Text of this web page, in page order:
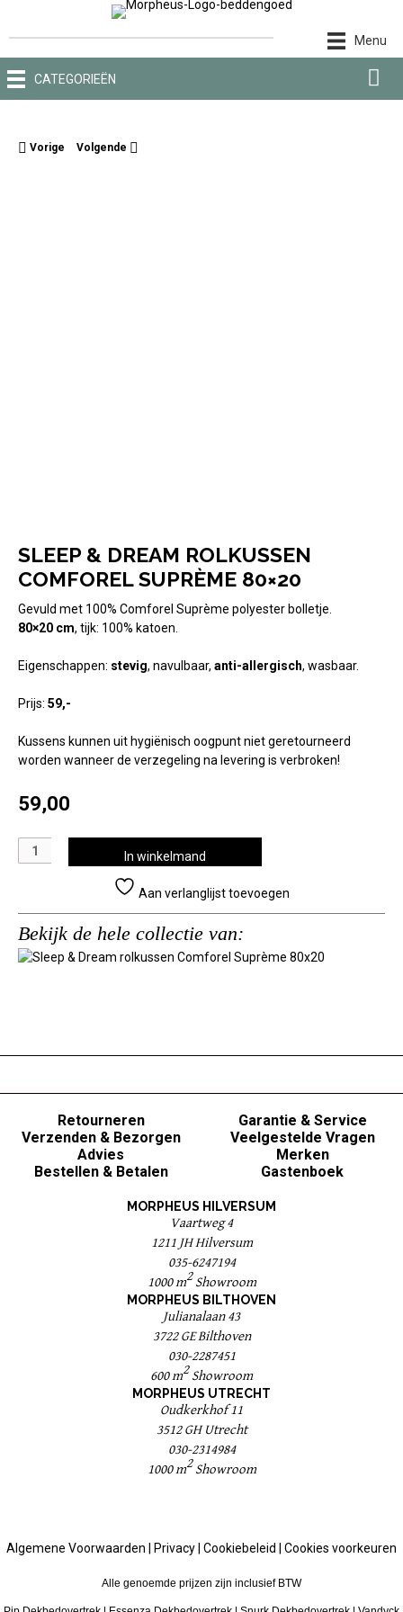
Menu
CATEGORIEËN
Vorige Volgende
SLEEP & DREAM ROLKUSSEN
COMFOREL SUPRÈME 80×20
Gevuld met 100% Comforel Suprème polyester bolletje.
80×20 cm, tijk: 100% katoen.
Eigenschappen: stevig, navulbaar, anti-allergisch, wasbaar.
Prijs: 59,-
Kussens kunnen uit hygiënisch oogpunt niet geretourneerd
worden wanneer de verzegeling na levering is verbroken!
59,00
Sleep
&
Suprème
80x20
In winkelmand
Aan verlanglijst toevoegen
Bekijk de hele collectie van:
Retourneren
Verzenden & Bezorgen
Advies
Bestellen & Betalen
Garantie & Service
Veelgestelde Vragen
Merken
Gastenboek
MORPHEUS HILVERSUM
Vaartweg 4
1211 JH Hilversum
035-6247194
1000 m2Showroom
MORPHEUS BILTHOVEN
Julianalaan 43
3722 GE Bilthoven
030-2287451
600 m2 Showroom
MORPHEUS UTRECHT
Oudkerkhof 11
3512 GH Utrecht
030-2314984
1000 m2Showroom
Algemene Voorwaarden Privacy Cookiebeleid Cookies voorkeuren
Alle genoemde prijzen zijn inclusief BTW